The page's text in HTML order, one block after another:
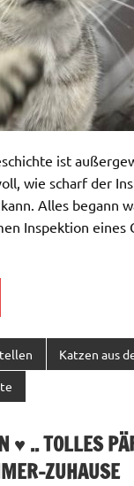
ist
wie scharf der
Alles begann
Inspektion eines
Katzen aus
♥ .. TOLLES
ZUHAUSE